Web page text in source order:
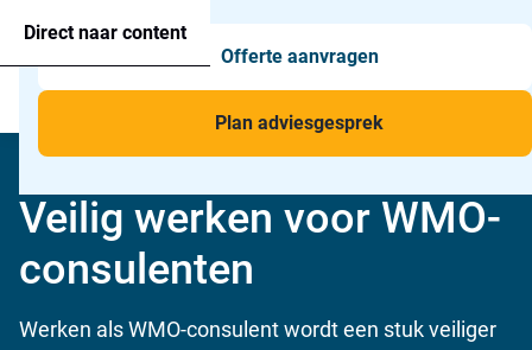
Direct naar content
Menu
Agressie alarmering
Man-down & BHV Alarmering
Voor wie
Toepassingen
Offerte aanvragen
Plan adviesgesprek
Home»Voor wie»Gemeente» WMO
Veilig werken voor WMO-
consulenten
Werken als WMO-consulent wordt een stuk veiliger